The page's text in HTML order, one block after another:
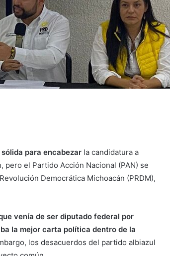
para encabezar la candidatura a
el Partido Acción Nacional (PAN) se
Democrática Michoacán (PRDM),
venía de ser diputado federal por
la mejor carta política dentro de la
los desacuerdos del partido albiazul